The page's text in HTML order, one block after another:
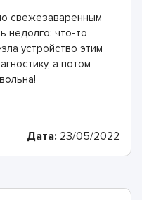
свежезаваренным
недолго: что-то
устройство этим
а потом
Дата: 23/05/2022